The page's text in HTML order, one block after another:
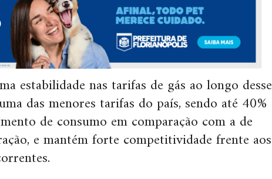
estabilidade nas tarifas de gás ao longo desse
das menores tarifas do país, sendo até 40%
de consumo em comparação com a de
e mantém forte competitividade frente aos